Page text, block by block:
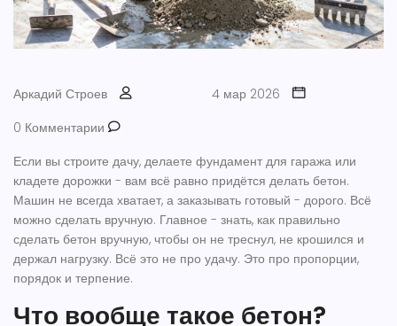
Аркадий Строев
4 мар 2026
0 Комментарии
Если вы строите дачу, делаете фундамент для гаража или
кладете дорожки - вам всё равно придётся делать бетон.
Машин не всегда хватает, а заказывать готовый - дорого. Всё
можно сделать вручную. Главное - знать, как правильно
сделать бетон вручную, чтобы он не треснул, не крошился и
держал нагрузку. Всё это не про удачу. Это про пропорции,
порядок и терпение.
Что вообще такое бетон?